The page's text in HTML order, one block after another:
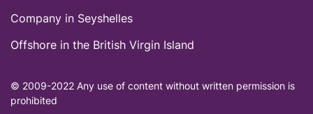
Company in Seyshelles
Offshore in thе British Virgin Island
© 2009-2022 Any use of content without written permission is
prohibited